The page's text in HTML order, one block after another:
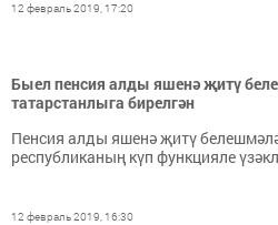
12 февраль 2019, 17:20
Быел пенсия алды яшенә җитү
татарстанлыга бирелгән
Пенсия алды яшенә җитү
республиканың күп функцияле
12 февраль 2019, 16:30